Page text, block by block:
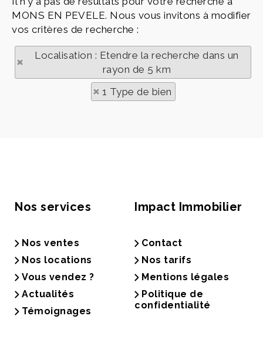
MONS EN PEVELE. Nous vous invitons à modifier
vos critères de recherche :
Localisation : Etendre la recherche dans un
rayon de 5 km
1 Type de bien
Nos services
Nos ventes
Nos locations
Vous vendez ?
Actualités
Témoignages
Impact Immobilier
Contact
Nos tarifs
Mentions légales
Politique de
confidentialité